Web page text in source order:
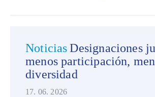
Noticias Designaciones
menos participación,
diversidad
17. 06. 2026